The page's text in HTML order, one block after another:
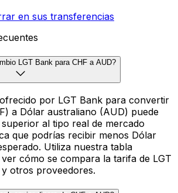
en sus transferencias
LGT Bank para CHF a AUD?
por LGT Bank para convertir
a Dólar australiano (AUD) puede
al tipo real de mercado
que podrías recibir menos Dólar
Utiliza nuestra tabla
cómo se compara la tarifa de LGT
otros proveedores.